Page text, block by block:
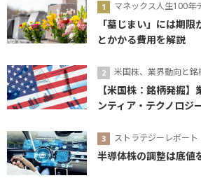
マネックス人生100年
「墓じまい」には期
とかかる費用を解説
米国株、業界動向と銘
【米国株：銘柄発掘
ンティア・テクノロジ
ストラテジーレポート
半導体株の調整は底値